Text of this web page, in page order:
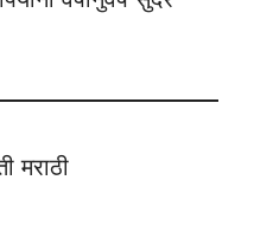
मराठी